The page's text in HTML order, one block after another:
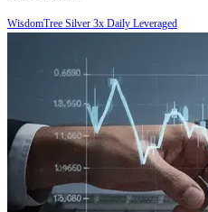
WisdomTree Silver 3x Daily Leveraged